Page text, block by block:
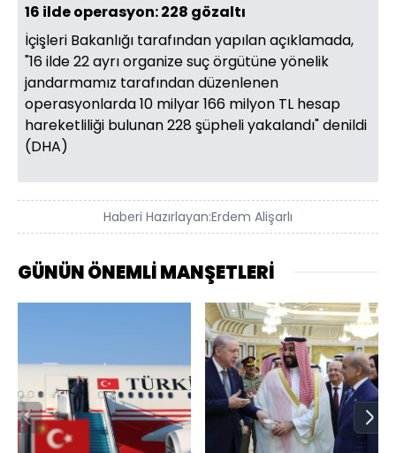
16 ilde operasyon: 228 gözaltı
İçişleri Bakanlığı tarafından yapılan açıklamada,
"16 ilde 22 ayrı organize suç örgütüne yönelik
jandarmamız tarafından düzenlenen
operasyonlarda 10 milyar 166 milyon TL hesap
hareketliliği bulunan 228 şüpheli yakalandı" denildi
(DHA)
Haberi Hazırlayan:Erdem Alişarlı
GÜNÜN ÖNEMLİ MANŞETLERİ